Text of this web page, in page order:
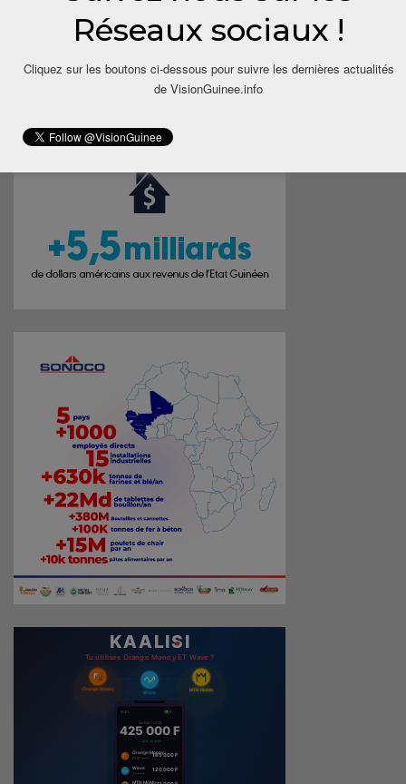
Réseaux sociaux !
Cliquez sur les boutons ci-dessous pour suivre les dernières actualités
de VisionGuinee.info